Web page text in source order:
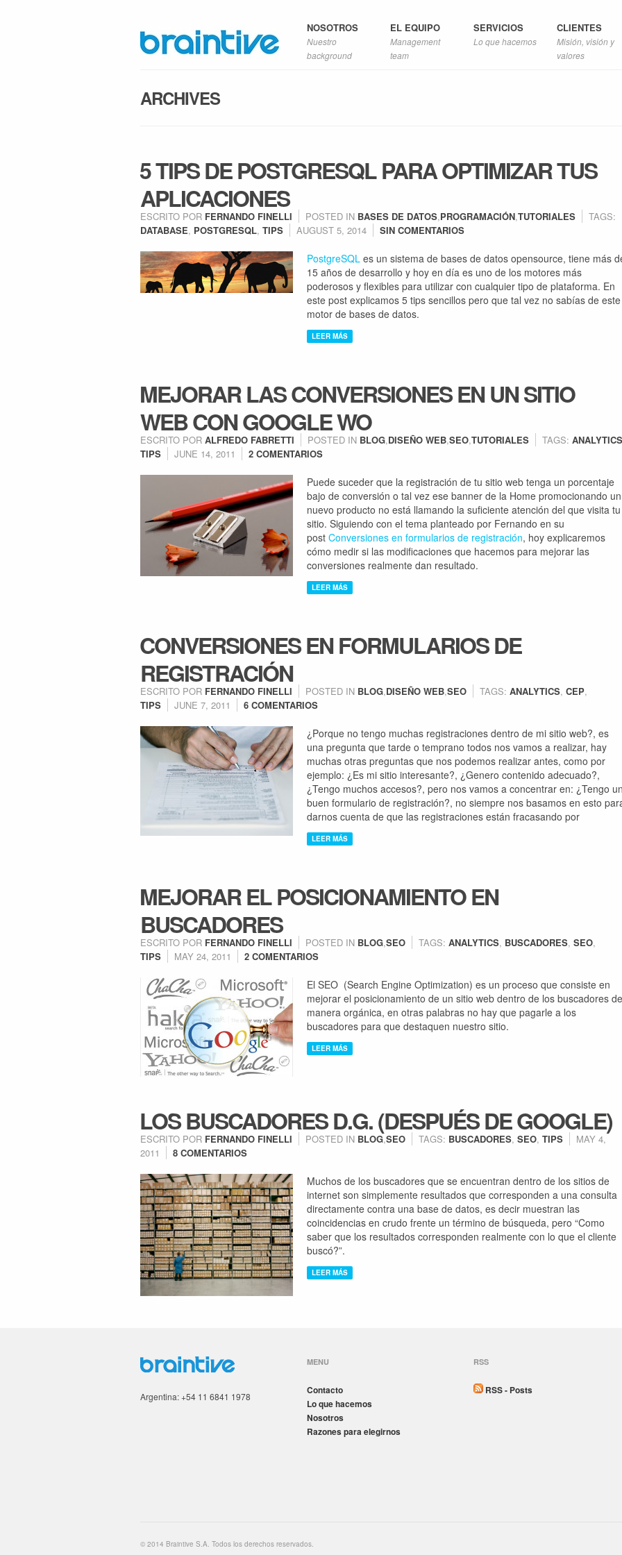
NOSOTROS
Nuestro
background
EL EQUIPO
Management
team
SERVICIOS
Lo que hacemos
CLIENTES
Misión, visión y
valores
ARCHIVES
5 TIPS DE POSTGRESQL PARA OPTIMIZAR TUS
APLICACIONES
ESCRITO POR FERNANDO FINELLI POSTED IN BASES DE DATOS,PROGRAMACIÓN,TUTORIALES
TAGS:
DATABASE, POSTGRESQL, TIPS AUGUST 5, 2014 SIN COMENTARIOS
PostgreSQL es un sistema de bases de datos opensource, tiene más
15 años de desarrollo y hoy en día es uno de los motores más
poderosos y flexibles para utilizar con cualquier tipo de plataforma. En
este post explicamos 5 tips sencillos pero que tal vez no sabías de este
motor de bases de datos.
LEER MÁS
MEJORAR LAS CONVERSIONES EN UN SITIO
WEB CON GOOGLE WO
ESCRITO POR ALFREDO FABRETTI POSTED IN BLOG,DISEÑO WEB,SEO,TUTORIALES TAGS: ANALYTICS
TIPS
JUNE 14, 2011 2 COMENTARIOS
Puede suceder que la registración de tu sitio web tenga un porcentaje
bajo de conversión o tal vez ese banner de la Home promocionando un
nuevo producto no está llamando la suficiente atención del que visita tu
sitio. Siguiendo con el tema planteado por Fernando en su
post Conversiones en formularios de registración, hoy explicaremos
cómo medir si las modificaciones que hacemos para mejorar las
conversiones realmente dan resultado.
LEER MÁS
CONVERSIONES EN FORMULARIOS DE
REGISTRACIÓN
ESCRITO POR FERNANDO FINELLI POSTED IN BLOG,DISEÑO WEB,SEO TAGS: ANALYTICS, CEP,
TIPS
JUNE 7, 2011 6 COMENTARIOS
¿Porque no tengo muchas registraciones dentro de mi sitio web?, es
una pregunta que tarde o temprano todos nos vamos a realizar, hay
muchas otras preguntas que nos podemos realizar antes, como por
ejemplo: ¿Es mi sitio interesante?, ¿Genero contenido adecuado?,
¿Tengo muchos accesos?, pero nos vamos a concentrar en: ¿Tengo
buen formulario de registración?, no siempre nos basamos en esto
darnos cuenta de que las registraciones están fracasando por
LEER MÁS
MEJORAR EL POSICIONAMIENTO EN
BUSCADORES
ESCRITO POR FERNANDO FINELLI POSTED IN BLOG,SEO TAGS: ANALYTICS, BUSCADORES, SEO,
TIPS
MAY 24, 2011 2 COMENTARIOS
El SEO (Search Engine Optimization) es un proceso que consiste en
mejorar el posicionamiento de un sitio web dentro de los buscadores de
manera orgánica, en otras palabras no hay que pagarle a los
buscadores para que destaquen nuestro sitio.
LEER MÁS
LOS BUSCADORES D.G. (DESPUÉS DE GOOGLE)
ESCRITO POR FERNANDO FINELLI POSTED IN BLOG,SEO TAGS: BUSCADORES, SEO, TIPS
MAY 4,
2011
8 COMENTARIOS
Muchos de los buscadores que se encuentran dentro de los sitios de
internet son simplemente resultados que corresponden a una consulta
directamente contra una base de datos, es decir muestran las
coincidencias en crudo frente un término de búsqueda, pero “Como
saber que los resultados corresponden realmente con lo que el cliente
buscó?”.
LEER MÁS
Argentina: +54 11 6841 1978
MENU
Contacto
Lo que hacemos
Nosotros
Razones para elegirnos
RSS
RSS - Posts
© 2014 Braintive S.A. Todos los derechos reservados.